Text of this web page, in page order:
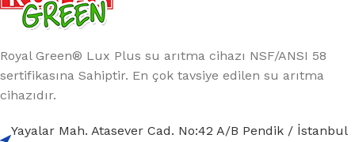
Royal Green® Lux Plus su arıtma cihazı NSF/ANSI 58
sertifikasına Sahiptir. En çok tavsiye edilen su arıtma
cihazıdır.
Yayalar Mah. Atasever Cad. No:42 A/B Pendik / İstanbul